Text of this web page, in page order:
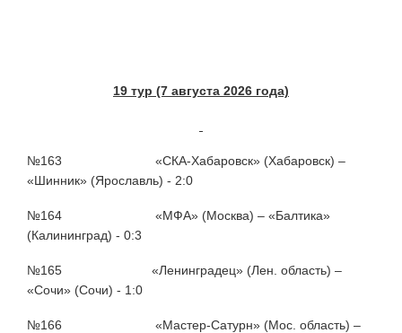
19 тур (7 августа 2026 года)
№163 «СКА-Хабаровск» (Хабаровск) –
«Шинник» (Ярославль) - 2:0
№164 «МФА» (Москва) – «Балтика»
(Калининград) - 0:3
№165 «Ленинградец» (Лен. область) –
«Сочи» (Сочи) - 1:0
№166 «Мастер-Сатурн» (Мос. область) –